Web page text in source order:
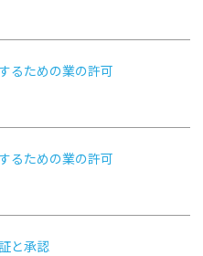
るための業の許可
るための業の許可
と承認